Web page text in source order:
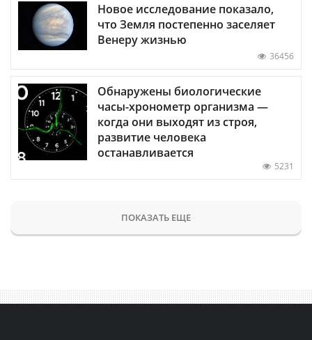
Новое исследование показало,
что Земля постепенно заселяет
Венеру жизнью
36456
Обнаружены биологические
часы-хронометр организма —
когда они выходят из строя,
развитие человека
останавливается
5231
ПОКАЗАТЬ ЕЩЕ